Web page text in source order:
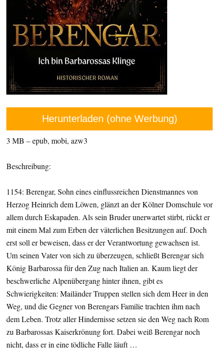
Herunterladen (ohne Werbung)
3 MB – epub, mobi, azw3
Beschreibung:
1154: Berengar, Sohn eines einflussreichen Dienstmannes von
Herzog Heinrich dem Löwen, glänzt an der Kölner Domschule vor
allem durch Eskapaden. Als sein Bruder unerwartet stirbt, rückt er
mit einem Mal zum Erben der väterlichen Besitzungen auf. Doch
erst soll er beweisen, dass er der Verantwortung gewachsen ist.
Um seinen Vater von sich zu überzeugen, schließt Berengar sich
König Barbarossa für den Zug nach Italien an. Kaum liegt der
beschwerliche Alpenübergang hinter ihnen, gibt es
Schwierigkeiten: Mailänder Truppen stellen sich dem Heer in den
Weg, und die Gegner von Berengars Familie trachten ihm nach
dem Leben. Trotz aller Hindernisse setzen sie den Weg nach Rom
zu Barbarossas Kaiserkrönung fort. Dabei weiß Berengar noch
nicht, dass er in eine tödliche Falle läuft …